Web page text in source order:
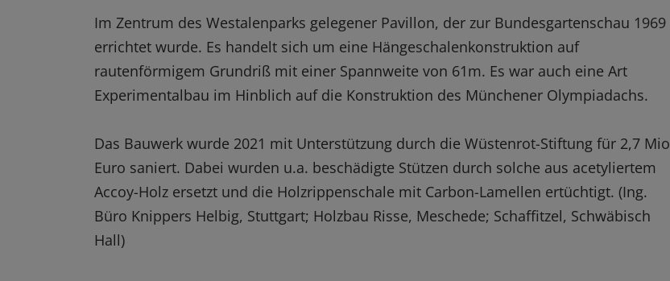
Im Zentrum des Westalenparks gelegener Pavillon, der zur Bundesgartenschau 1969
errichtet wurde. Es handelt sich um eine Hängeschalenkonstruktion auf
rautenförmigem Grundriß mit einer Spannweite von 61m. Es war auch eine Art
Experimentalbau im Hinblich auf die Konstruktion des Münchener Olympiadachs.
Das Bauwerk wurde 2021 mit Unterstützung durch die Wüstenrot-Stiftung für 2,7 Mio
Euro saniert. Dabei wurden u.a. beschädigte Stützen durch solche aus acetyliertem
Accoy-Holz ersetzt und die Holzrippenschale mit Carbon-Lamellen ertüchtigt. (Ing.
Büro Knippers Helbig, Stuttgart; Holzbau Risse, Meschede; Schaffitzel, Schwäbisch
Hall)